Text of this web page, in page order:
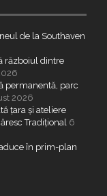
de la Southaven
războiul dintre
permanentă, parc
2026
țara și ateliere
Tradițional 6
în prim-plan